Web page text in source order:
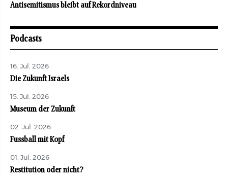
Antisemitismus bleibt auf Rekordniveau
Podcasts
16. Jul. 2026
Die Zukunft Israels
15. Jul. 2026
Museum der Zukunft
02. Jul. 2026
Fussball mit Kopf
01. Jul. 2026
Restitution oder nicht?